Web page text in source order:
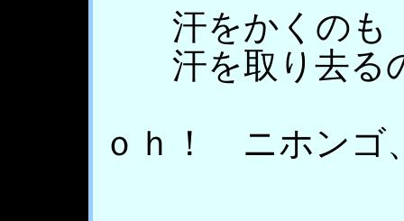
汗をかくのも
汗を取り去る
ｏｈ！ ニホンゴ